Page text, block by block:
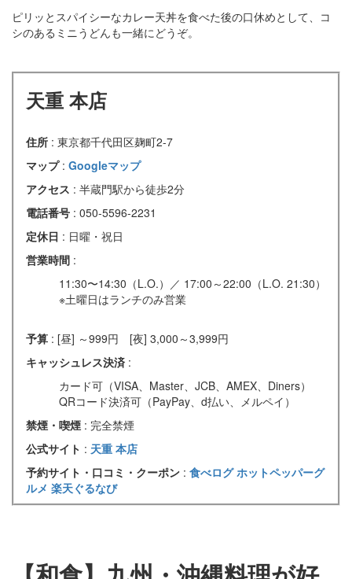
ピリッとスパイシーなカレー天丼を食べた後の口休めとして、コ
シのあるミニうどんも一緒にどうぞ。
天重 本店
住所 : 東京都千代田区麹町2-7
マップ : Googleマップ
アクセス : 半蔵門駅から徒歩2分
電話番号 : 050-5596-2231
定休日 : 日曜・祝日
営業時間 :
11:30〜14:30（L.O.）／ 17:00～22:00（L.O. 21:30）
※土曜日はランチのみ営業
予算 : [昼] ～999円 [夜] 3,000～3,999円
キャッシュレス決済 :
カード可（VISA、Master、JCB、AMEX、Diners）
QRコード決済可（PayPay、d払い、メルペイ）
禁煙・喫煙 : 完全禁煙
公式サイト : 天重 本店
予約サイト・口コミ・クーポン : 食べログホットペッパーグ
ルメ 楽天ぐるなび